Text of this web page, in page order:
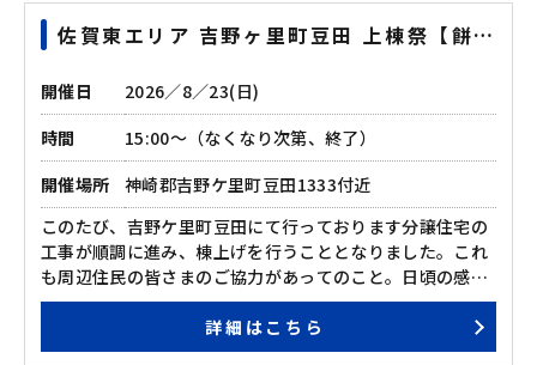
佐賀東エリア 吉野ヶ里町豆田 上棟祭【餅な
開催日
2026／8／23(日)
時間
15:00～（なくなり次第、終了）
開催場所
神崎郡吉野ケ里町豆田1333付近
このたび、吉野ケ里町豆田にて行っております分譲住宅の
工事が順調に進み、棟上げを行うこととなりました。これ
も周辺住民の皆さまのご協力があってのこと。日頃の感謝
を込め、餅なげを開催いたします。皆さまお誘いあわせの
上、お気軽にお越しくださいませ。 ◆駄菓子＆当たり付き
お餅もご用意♪ ◆当たり付きお餅をGetした方には、スタ
詳細はこちら